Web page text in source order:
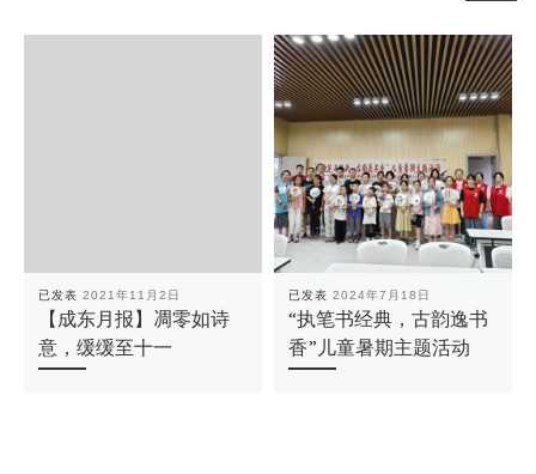
已发表 2021年11月2日
【成东月报】凋零如诗
意，缓缓至十一
已发表 2024年7月18日
“执笔书经典，古韵逸书
香”儿童暑期主题活动